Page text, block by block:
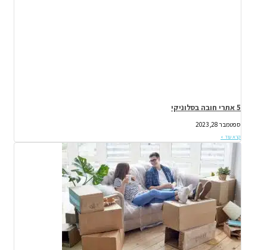
5 אתרי חובה בסלוניקי
ספטמבר 28, 2023
קרא עוד »